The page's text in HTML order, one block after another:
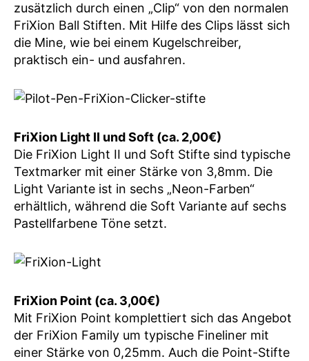
zusätzlich durch einen „Clip“ von den normalen
FriXion Ball Stiften. Mit Hilfe des Clips lässt sich
die Mine, wie bei einem Kugelschreiber,
praktisch ein- und ausfahren.
FriXion Light II und Soft (ca. 2,00€)
Die FriXion Light II und Soft Stifte sind typische
Textmarker mit einer Stärke von 3,8mm. Die
Light Variante ist in sechs „Neon-Farben“
erhältlich, während die Soft Variante auf sechs
Pastellfarbene Töne setzt.
FriXion Point (ca. 3,00€)
Mit FriXion Point komplettiert sich das Angebot
der FriXion Family um typische Fineliner mit
einer Stärke von 0,25mm. Auch die Point-Stifte